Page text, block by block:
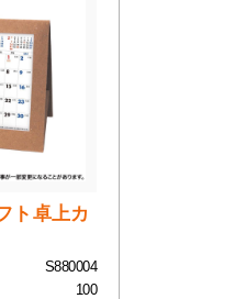
ト卓上カ
S880004
100